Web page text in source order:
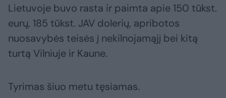
Lietuvoje buvo rasta ir paimta apie 150 tūkst.
eurų, 185 tūkst. JAV dolerių, apribotos
nuosavybės teisės į nekilnojamąjį bei kitą
turtą Vilniuje ir Kaune.
Tyrimas šiuo metu tęsiamas.